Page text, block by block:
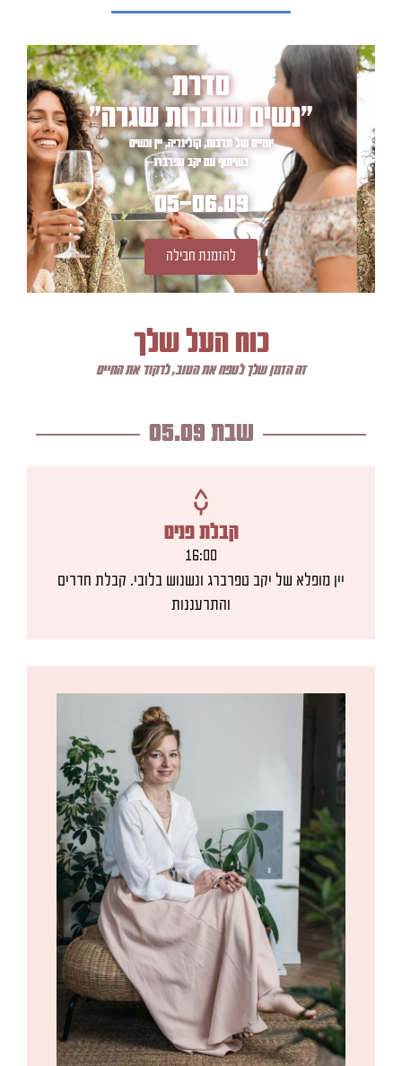
סדרת
״נשים שוברות שגרה״
יומיים של תרבות, קולינריה, יין ונשים
בשיתוף עם יקב טפרברג
05-06.09
להזמנת חבילה
כוח העל שלך
זה הזמן שלך לטפח את הטוב, לרקוד את החיים
שבת 05.09
קבלת פנים
16:00
יין מופלא של יקב טפרברג ונשנוש בלובי. קבלת חדרים
והתרעננות